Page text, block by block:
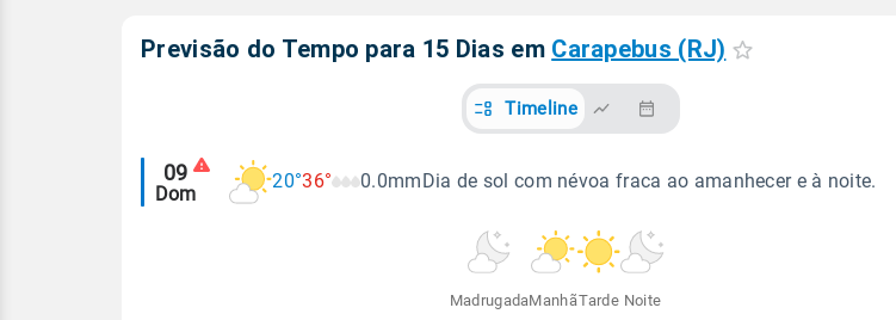
Previsão do Tempo para 15 Dias em Carapebus (RJ)
Timeline
Alertas
meteorológicos
09
Dom
20°36° 0.0mm Dia de sol com névoa fraca ao amanhecer e à noite.
MadrugadaManhãTarde Noite